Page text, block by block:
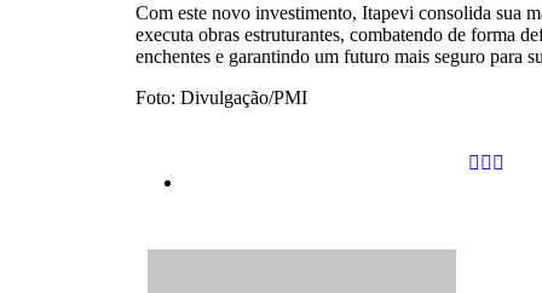
Com este novo investimento, Itapevi consolida sua
executa obras estruturantes, combatendo de forma
enchentes e garantindo um futuro mais seguro para
Foto: Divulgação/PMI